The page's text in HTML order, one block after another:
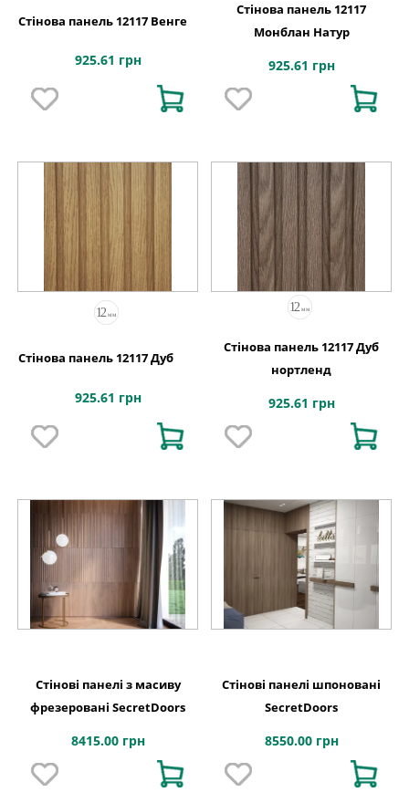
Стінова панель 12117 Венге
925.61 грн
Стінова панель 12117
Монблан Натур
925.61 грн
Стінова панель 12117 Дуб
925.61 грн
Стінова панель 12117 Дуб
нортленд
925.61 грн
Стінові панелі з масиву
фрезеровані SecretDoors
8415.00 грн
Стінові панелі шпоновані
SecretDoors
8550.00 грн